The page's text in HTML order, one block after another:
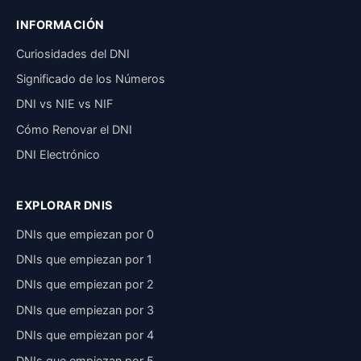
INFORMACIÓN
Curiosidades del DNI
Significado de los Números
DNI vs NIE vs NIF
Cómo Renovar el DNI
DNI Electrónico
EXPLORAR DNIS
DNIs que empiezan por 0
DNIs que empiezan por 1
DNIs que empiezan por 2
DNIs que empiezan por 3
DNIs que empiezan por 4